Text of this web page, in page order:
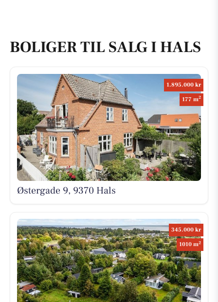
BOLIGER TIL SALG I HALS
1.895.000 kr
177 m2
Østergade 9, 9370 Hals
345.000 kr
1010 m2